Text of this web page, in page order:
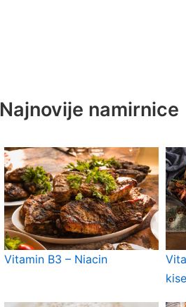
Najnovije namirnice
Vitamin B3 – Niacin